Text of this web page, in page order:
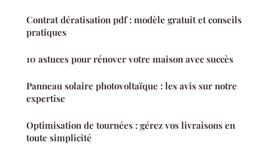
Contrat dératisation pdf : modèle gratuit et conseils
pratiques
10 astuces pour rénover votre maison avec succès
Panneau solaire photovoltaïque : les avis sur notre
expertise
Optimisation de tournées : gérez vos livraisons en
toute simplicité